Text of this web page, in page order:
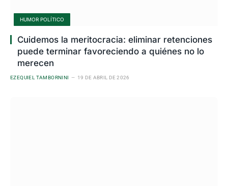
HUMOR POLÍTICO
Cuidemos la meritocracia: eliminar retenciones
puede terminar favoreciendo a quiénes no lo
merecen
EZEQUIEL TAMBORNINI 19 DE ABRIL DE 2026